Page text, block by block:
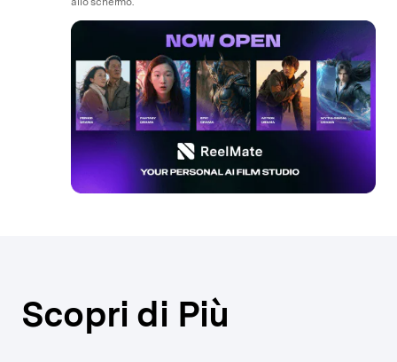
Scopri di Più